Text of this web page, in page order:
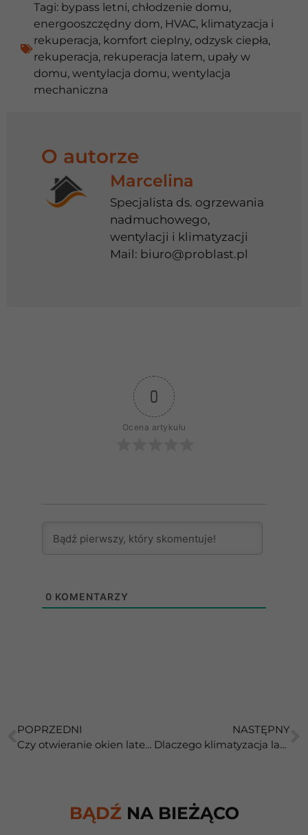
Tagi: bypass letni, chłodzenie domu,
energooszczędny dom, HVAC, klimatyzacja i
rekuperacja, komfort cieplny, odzysk ciepła,
rekuperacja, rekuperacja latem, upały w
domu, wentylacja domu, wentylacja
mechaniczna
O autorze
Marcelina
Specjalista ds. ogrzewania
nadmuchowego,
wentylacji i klimatyzacji
Mail: biuro@problast.pl
0
Ocena artykułu
0 KOMENTARZY
POPRZEDNI
Czy otwieranie okien latem naprawdę chłodzi dom?
NASTĘPNY
Dlaczego klimatyzacja latem może poprawić jakość powietrza w domu?
BĄDŹ NA BIEŻĄCO